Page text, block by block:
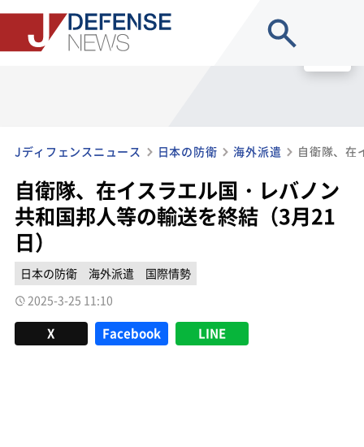
Jディフェンスニュース 日本の防衛 海外派遣
自衛隊、在イスラエル国・レバノン
共和国邦人等の輸送を終結（3月21
日）
日本の防衛 海外派遣
国際情勢
2025-3-25 11:10
X Facebook LINE